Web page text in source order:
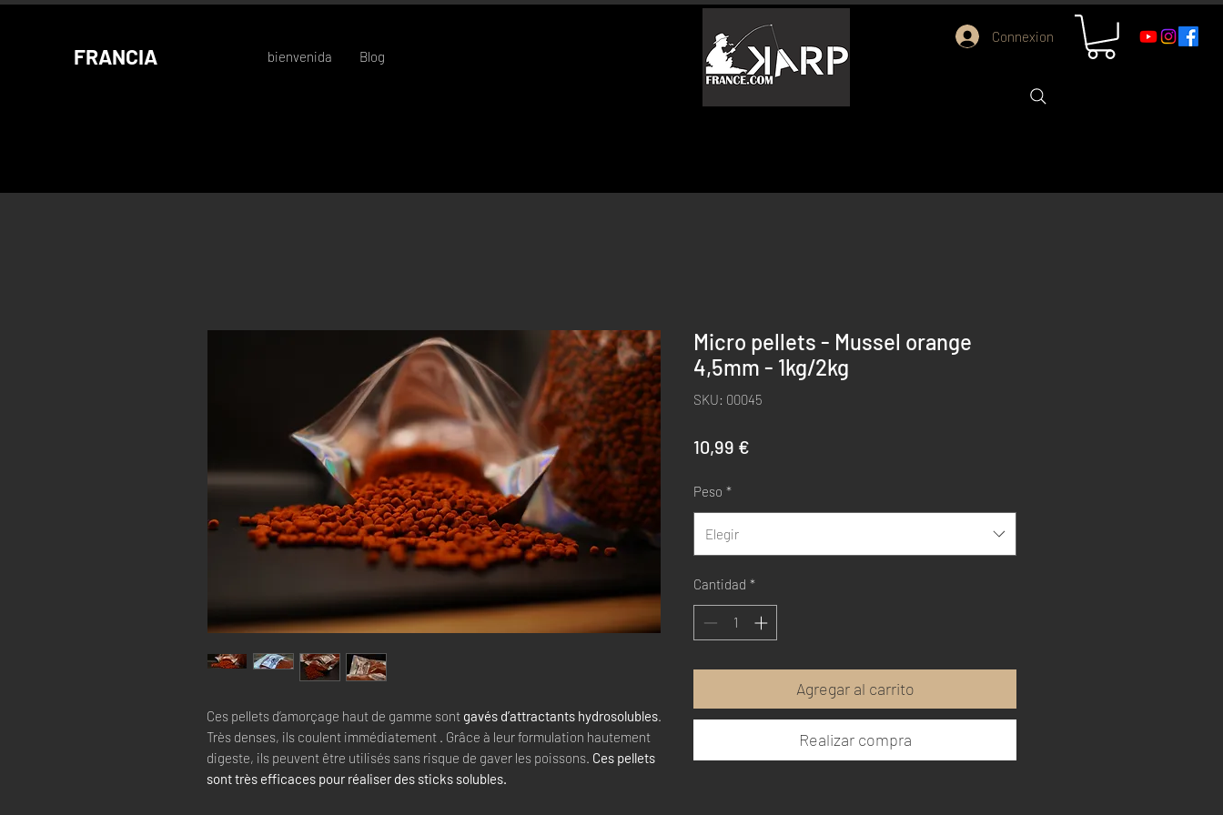
FRANCIA bienvenida Blog
Connexion
Ces pellets d’amorçage haut de gamme sont gavés d’attractants hydrosolubles.
Très denses, ils coulent immédiatement . Grâce à leur formulation hautement
digeste, ils peuvent être utilisés sans risque de gaver les poissons. Ces pellets
sont très efficaces pour réaliser des sticks solubles.
Micro pellets - Mussel orange
4,5mm - 1kg/2kg
SKU: 00045
10,99 €
Peso *
Elegir
Cantidad *
Agregar al carrito
Realizar compra